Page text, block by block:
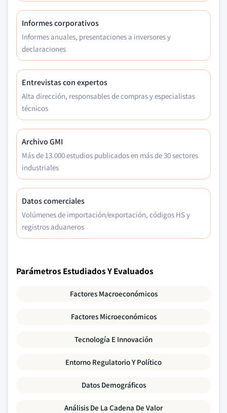
Informes corporativos
Informes anuales, presentaciones a inversores y
declaraciones
Entrevistas con expertos
Alta dirección, responsables de compras y especialistas
técnicos
Archivo GMI
Más de 13.000 estudios publicados en más de 30 sectores
industriales
Datos comerciales
Volúmenes de importación/exportación, códigos HS y
registros aduaneros
Parámetros Estudiados Y Evaluados
Factores Macroeconómicos
Factores Microeconómicos
Tecnología E Innovación
Entorno Regulatorio Y Político
Datos Demográficos
Análisis De La Cadena De Valor